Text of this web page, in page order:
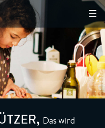
☰
, Das wird